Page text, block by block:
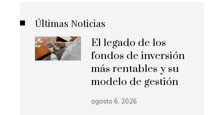
Últimas Noticias
El legado de los
fondos de inversión
más rentables y su
modelo de gestión
agosto 6, 2026